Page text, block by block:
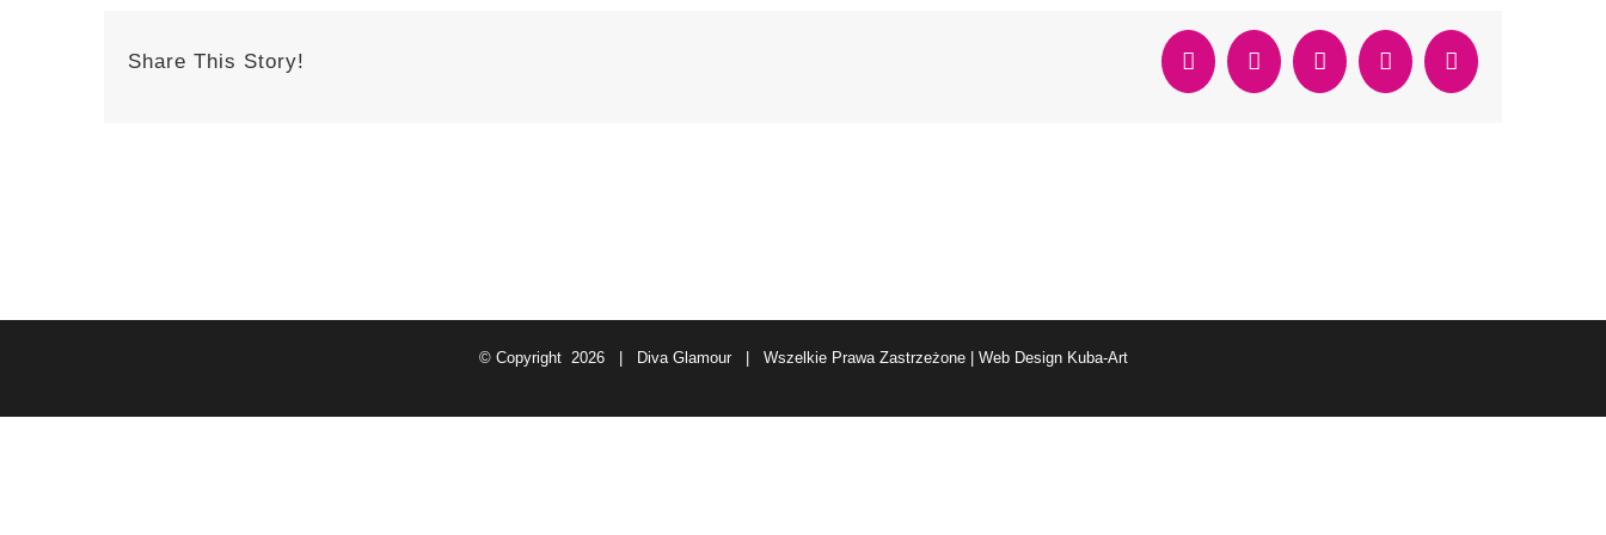
Share This Story! FacebookTwitterReddit WhatsApp
Email
© Copyright 2026 | Diva Glamour | Wszelkie Prawa Zastrzeżone | Web Design Kuba-Art